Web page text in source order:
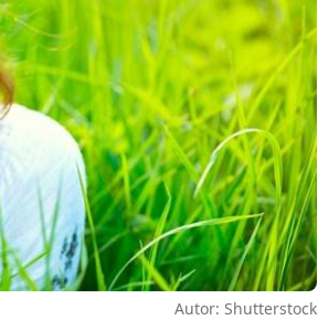
Autor: Shutterstock